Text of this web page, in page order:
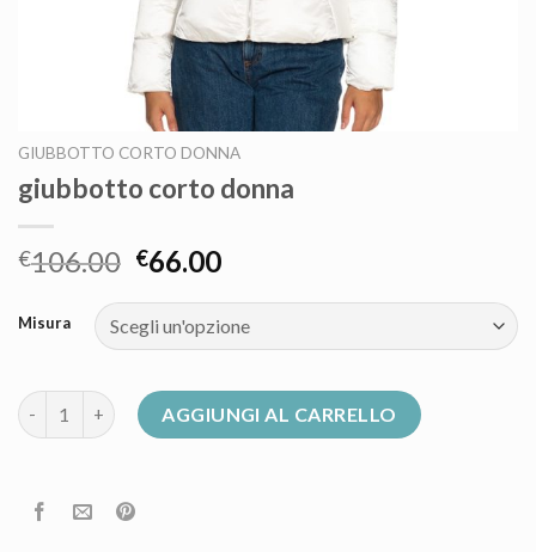
GIUBBOTTO CORTO DONNA
giubbotto corto donna
€106.00 €66.00
Misura
giubbotto corto donna quantitàAGGIUNGI AL CARRELLO